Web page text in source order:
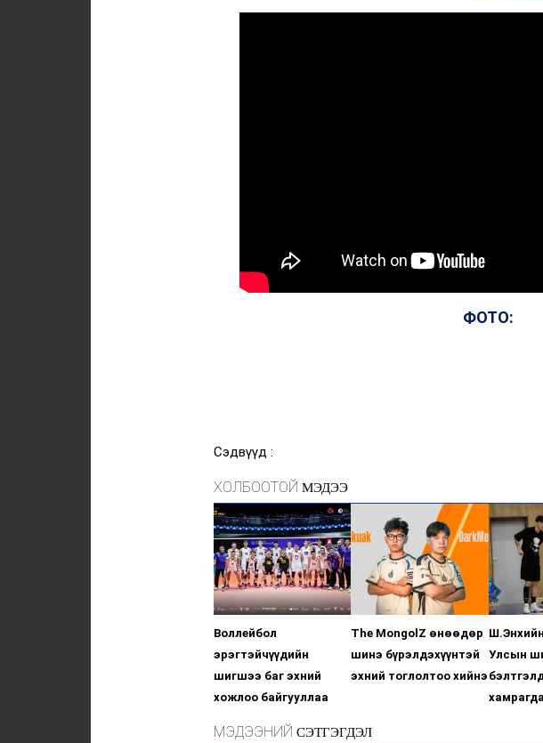
ФОТО:
Сэдвүүд :
ХОЛБООТОЙ МЭДЭЭ
Воллейбол
эрэгтэйчүүдийн
шигшээ баг эхний
хожлоо байгууллаа
The MongolZ өнөөдөр
шинэ бүрэлдэхүүнтэй
эхний тоглолтоо хийнэ
Улсын
МЭДЭЭНИЙ СЭТГЭГДЭЛ